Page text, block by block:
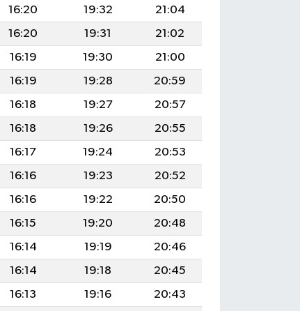
16:20 19:32
21:04
16:20 19:31
21:02
16:19 19:30
21:00
16:19 19:28
20:59
16:18 19:27
20:57
16:18 19:26
20:55
16:17 19:24
20:53
16:16 19:23
20:52
16:16 19:22
20:50
16:15 19:20
20:48
16:14 19:19
20:46
16:14 19:18
20:45
16:13 19:16
20:43